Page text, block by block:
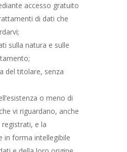
accesso gratuito
di dati che
sulla natura e sulle
del titolare, senza
o meno di
vi riguardano, anche
e la
in forma intellegibile